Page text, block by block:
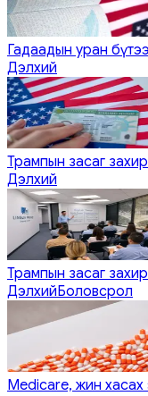
Гадаадын уран
Дэлхий
Трампын засаг
Дэлхий
Трампын засаг
ДэлхийБоловсрол
Medicare, жин хасах